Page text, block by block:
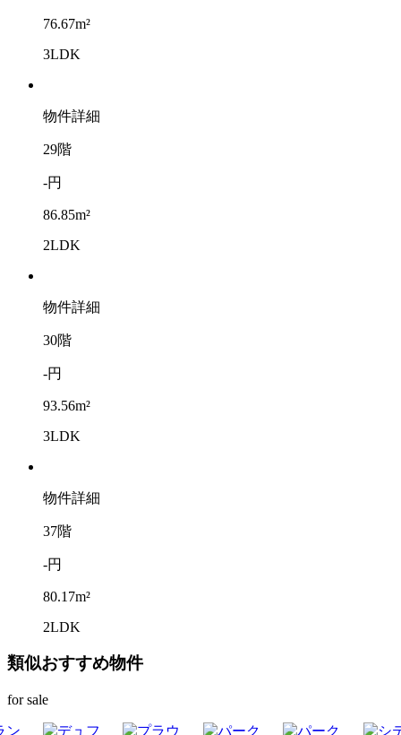
76.67m²
3LDK
物件詳細
29階
-円
86.85m²
2LDK
物件詳細
30階
-円
93.56m²
3LDK
物件詳細
37階
-円
80.17m²
2LDK
類似おすすめ物件
for sale